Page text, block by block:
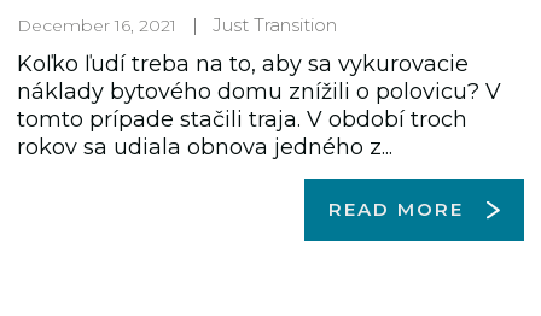
December 16, 2021 Just Transition
Koľko ľudí treba na to, aby sa vykurovacie
náklady bytového domu znížili o polovicu? V
tomto prípade stačili traja. V období troch
rokov sa udiala obnova jedného z...
READ MORE